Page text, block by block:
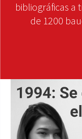
bibliográficas a
de 1200